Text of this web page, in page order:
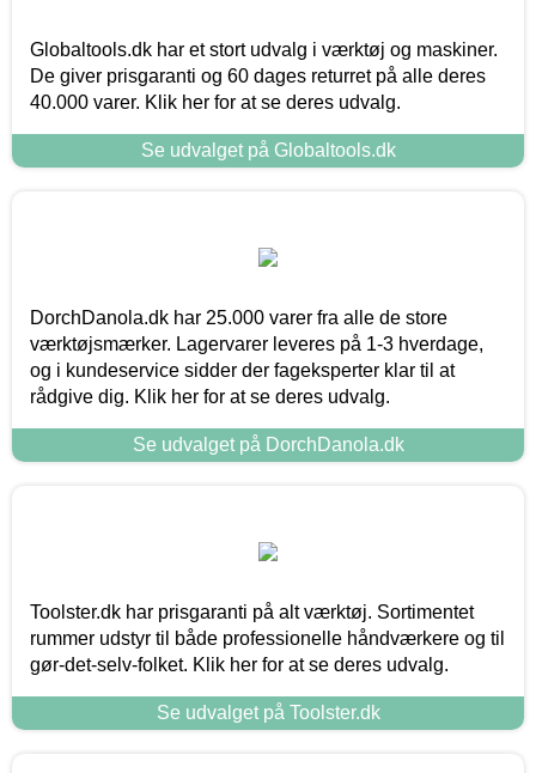
Globaltools.dk har et stort udvalg i værktøj og maskiner.
De giver prisgaranti og 60 dages returret på alle deres
40.000 varer. Klik her for at se deres udvalg.
Se udvalget på Globaltools.dk
DorchDanola.dk har 25.000 varer fra alle de store
værktøjsmærker. Lagervarer leveres på 1-3 hverdage,
og i kundeservice sidder der fageksperter klar til at
rådgive dig. Klik her for at se deres udvalg.
Se udvalget på DorchDanola.dk
Toolster.dk har prisgaranti på alt værktøj. Sortimentet
rummer udstyr til både professionelle håndværkere og til
gør-det-selv-folket. Klik her for at se deres udvalg.
Se udvalget på Toolster.dk